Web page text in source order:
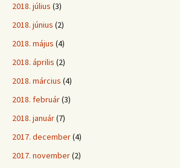
2018. július (3)
2018. június (2)
2018. május (4)
2018. április (2)
2018. március (4)
2018. február(3)
2018. január(7)
2017. december(4)
2017. november(2)